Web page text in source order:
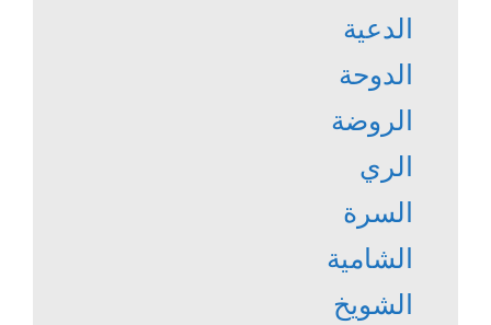
الدعية
الدوحة
الروضة
الري
السرة
الشامية
الشويخ